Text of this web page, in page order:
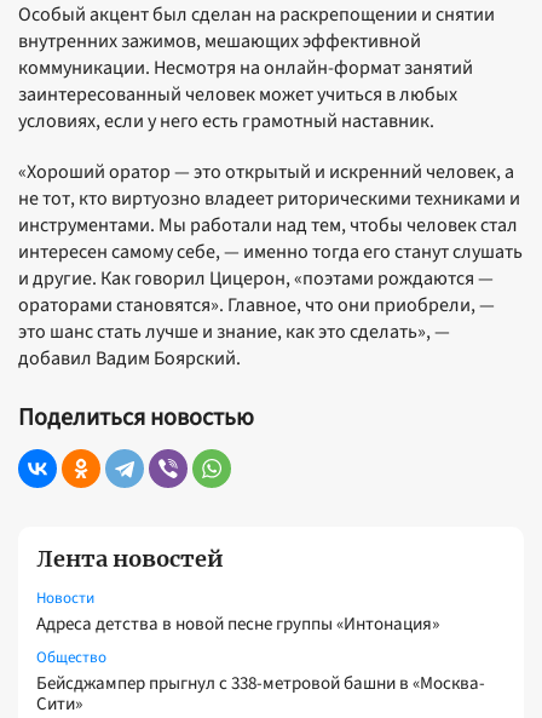
Лента новостей
Новости
Адреса детства в новой песне группы «Интонация»
Общество
Бейсджампер прыгнул с 338-метровой башни в «Москва-
Сити»
Особый акцент был сделан на раскрепощении и снятии
внутренних зажимов, мешающих эффективной
коммуникации. Несмотря на онлайн-формат занятий
заинтересованный человек может учиться в любых
условиях, если у него есть грамотный наставник.
«Хороший оратор — это открытый и искренний человек, а
не тот, кто виртуозно владеет риторическими техниками и
инструментами. Мы работали над тем, чтобы человек стал
интересен самому себе, — именно тогда его станут слушать
и другие. Как говорил Цицерон, «поэтами рождаются —
ораторами становятся». Главное, что они приобрели, —
это шанс стать лучше и знание, как это сделать», —
добавил Вадим Боярский.
Поделиться новостью